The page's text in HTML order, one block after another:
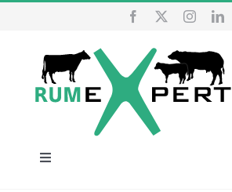
content
Toggle